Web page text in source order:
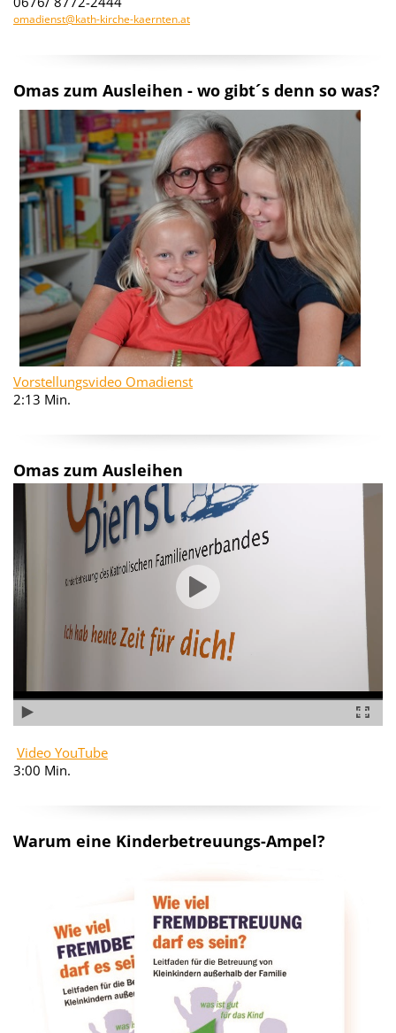
omadienst@kath-kirche-kaernten.at
Omas zum Ausleihen - wo gibt´s denn so was?
Vorstellungsvideo Omadienst
2:13 Min.
Omas zum Ausleihen
Video YouTube
3:00 Min.
Warum eine Kinderbetreuungs-Ampel?